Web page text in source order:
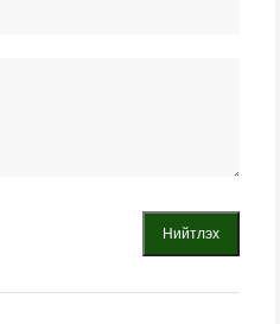
Нийтлэх